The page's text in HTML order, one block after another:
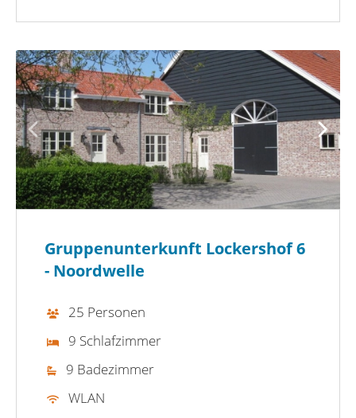
Gruppenunterkunft Lockershof 6
- Noordwelle
25 Personen
9 Schlafzimmer
9 Badezimmer
WLAN